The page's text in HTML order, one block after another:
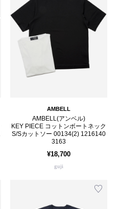
AMBELL
AMBELL(アンベル)
KEY PIECE コットンボートネック
S/Sカットソー 00134(2) 1216140
3163
¥18,700
guji